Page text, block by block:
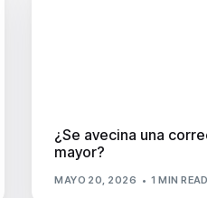
¿Se avecina una
mayor?
MAYO 20, 2026 1 MIN